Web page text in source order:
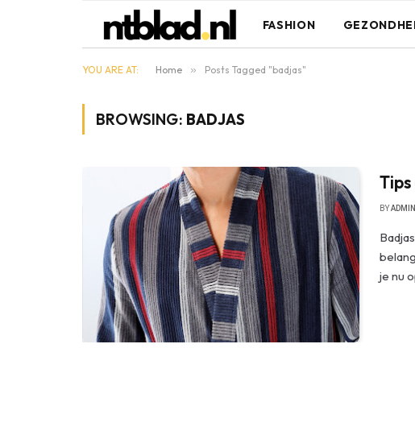
FASHION
YOU ARE AT: Home » Posts Tagged "badjas"
BROWSING: BADJAS
BYADMIN
je nu